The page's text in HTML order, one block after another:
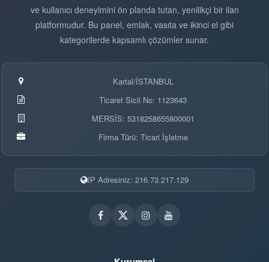
ve kullanıcı deneyimini ön planda tutan, yenilikçi bir ilan
platformudur. Bu panel, emlak, vasıta ve ikinci el gibi
kategorilerde kapsamlı çözümler sunar.
Kartal/İSTANBUL
Ticaret Sicil No: 1123643
MERSİS: 5318258655800001
Firma Türü: Ticari İşletme
IP Adresiniz: 216.73.217.129